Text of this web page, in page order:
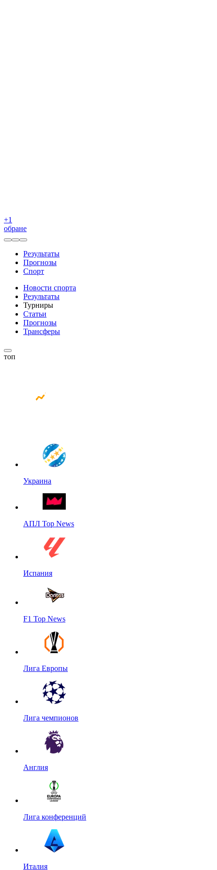
+1
обране
Результаты
Прогнозы
Спорт
Новости спорта
Результаты
Турниры
Статьи
Прогнозы
Трансферы
топ
Украина
АПЛ Top News
Испания
F1 Top News
Лига Европы
Лига чемпионов
Англия
Лига конференций
Италия